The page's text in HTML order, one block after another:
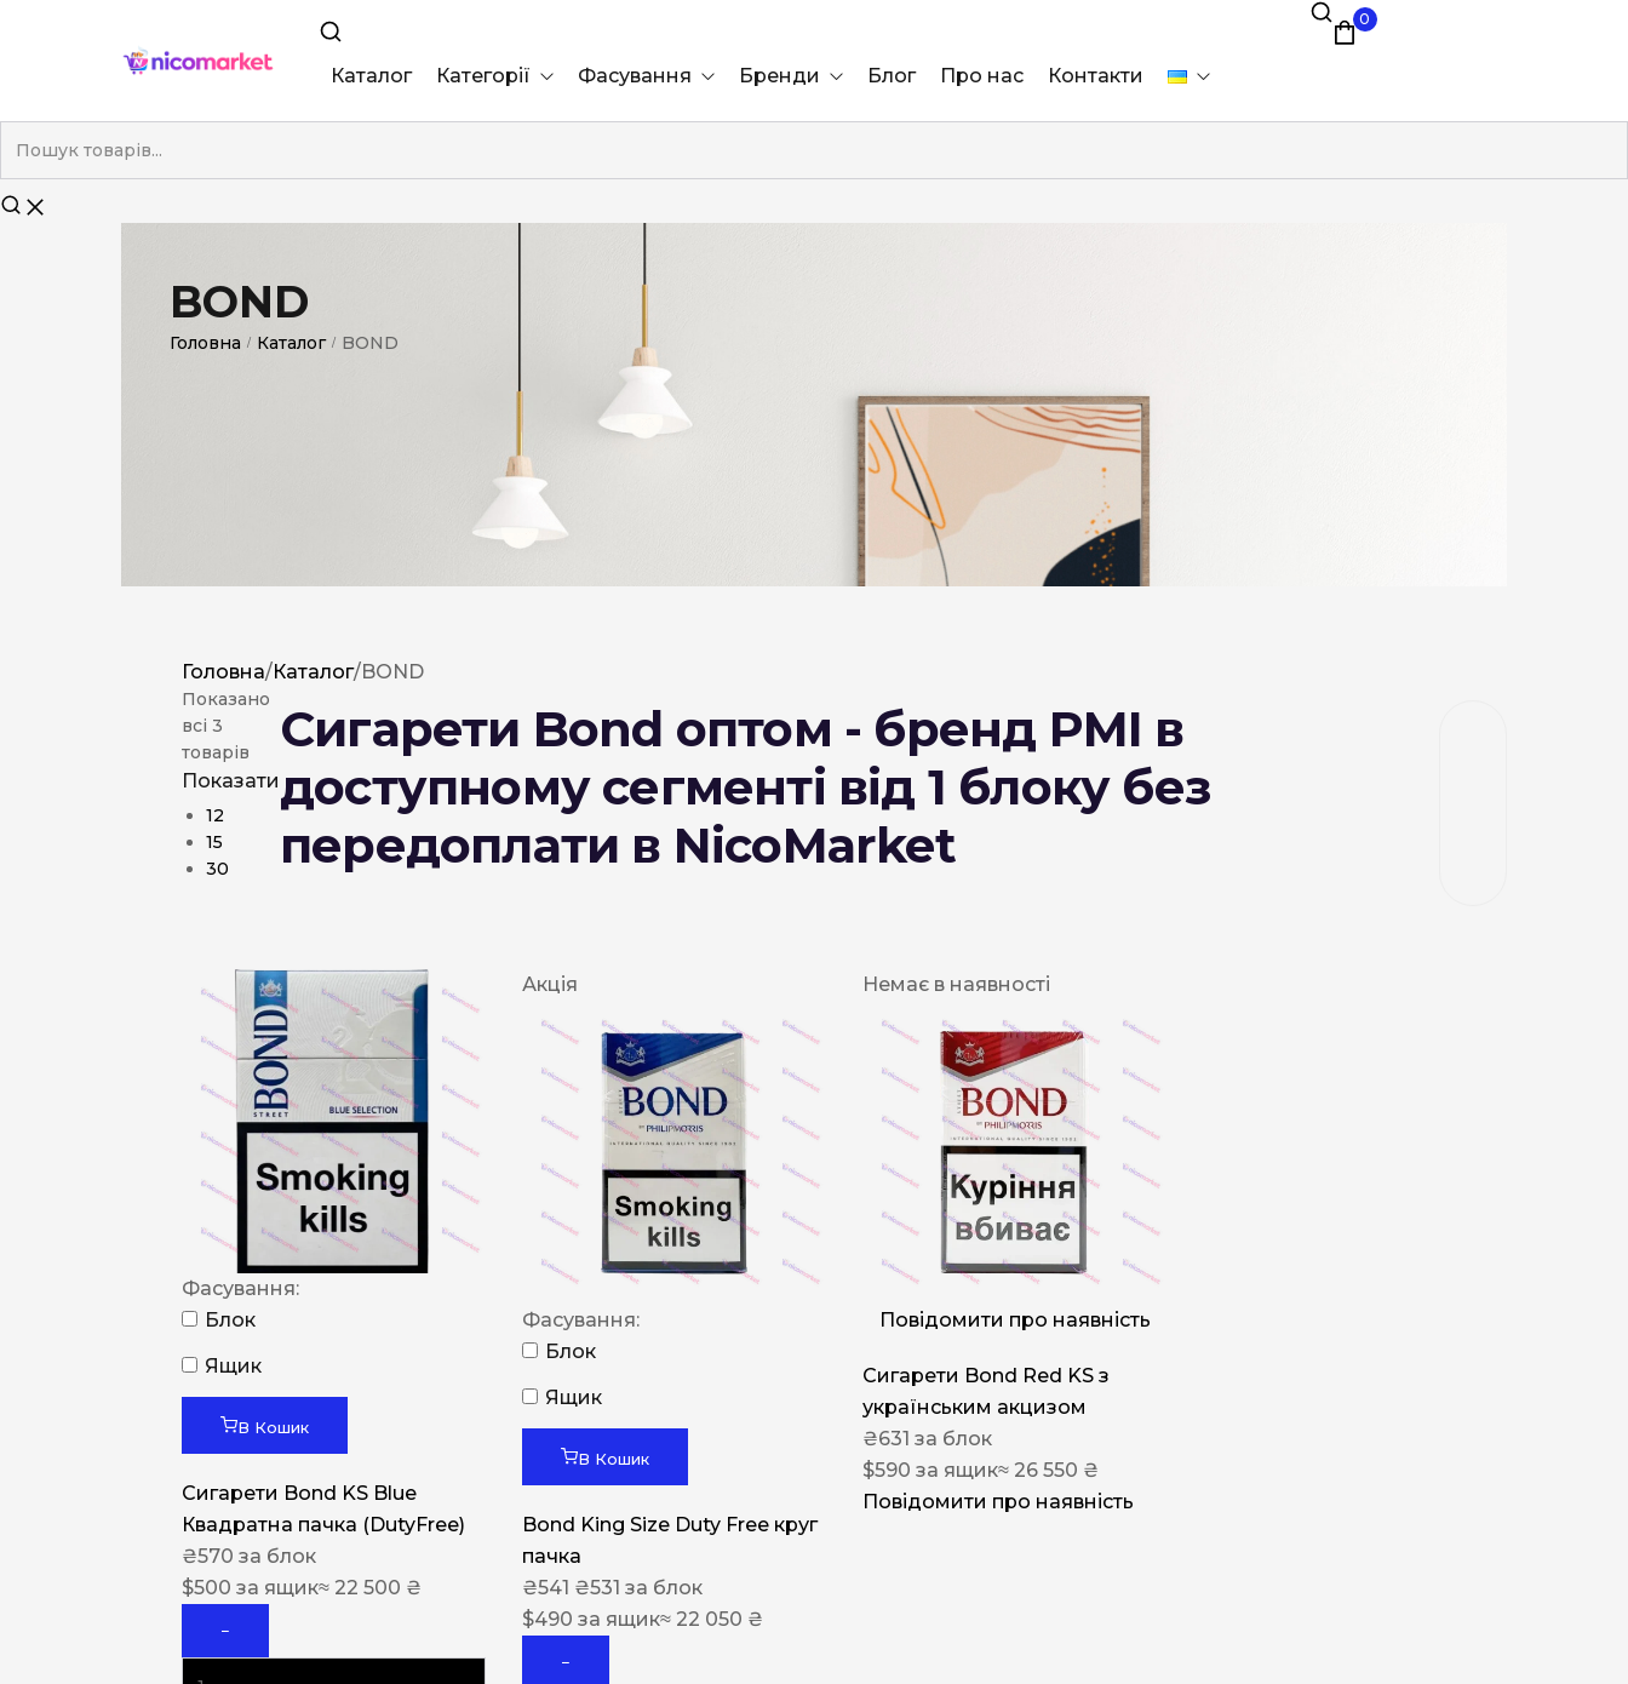
Каталог Категорії
Смакові (капсула)
Фасування Бренди
DESERT
Kent
Winston
BOND
Прима
Rothmans
Camel
Monte Carlo
Sobranie
Ritm
Блог Про нас Контакти
0
BOND
Головна / Каталог / BOND
Головна/Каталог/BOND
Показано
всі 3
товарів
Показати
12
15
30
Сигарети Bond оптом - бренд PMI в
доступному сегменті від 1 блоку без
передоплати в NicoMarket
Фасування:
Блок
Ящик
В Кошик
Сигарети Bond KS Blue
Квадратна пачка (DutyFree)
₴570 за блок
$500 за ящик≈ 22 500 ₴
−
Акція
Фасування:
Блок
Ящик
В Кошик
Bond King Size Duty Free круг
пачка
₴541 ₴531 за блок
$490 за ящик≈ 22 050 ₴
−
Немає в наявності
Повідомити про наявність
Сигарети Bond Red KS з
українським акцизом
₴631 за блок
$590 за ящик≈ 26 550 ₴
Повідомити про наявність